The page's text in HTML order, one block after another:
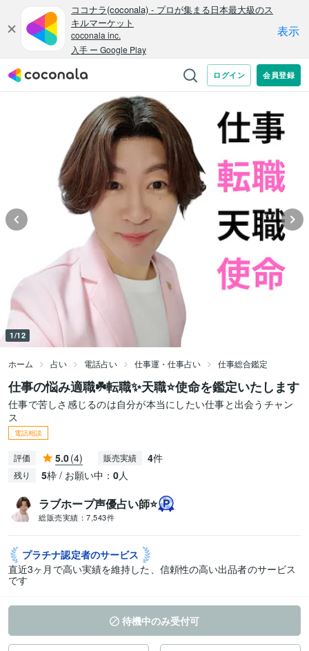
1/12
ホーム 占い 電話占い 仕事運・仕事占い 仕事総合鑑定
仕事の悩み適職☘️転職✨天職⭐使命を鑑定いたします
仕事で苦しさ感じるのは自分が本当にしたい仕事と出会うチャン
ス
電話相談
評価 5.0(4) 販売実績 4件
残り 5枠 / お願い中： 0人
ラブホープ声優占い師⭐
総販売実績： 7,543件
プラチナ認定者のサービス
直近3ヶ月で高い実績を維持した、信頼性の高い出品者のサービス
です
待機中のみ受付可